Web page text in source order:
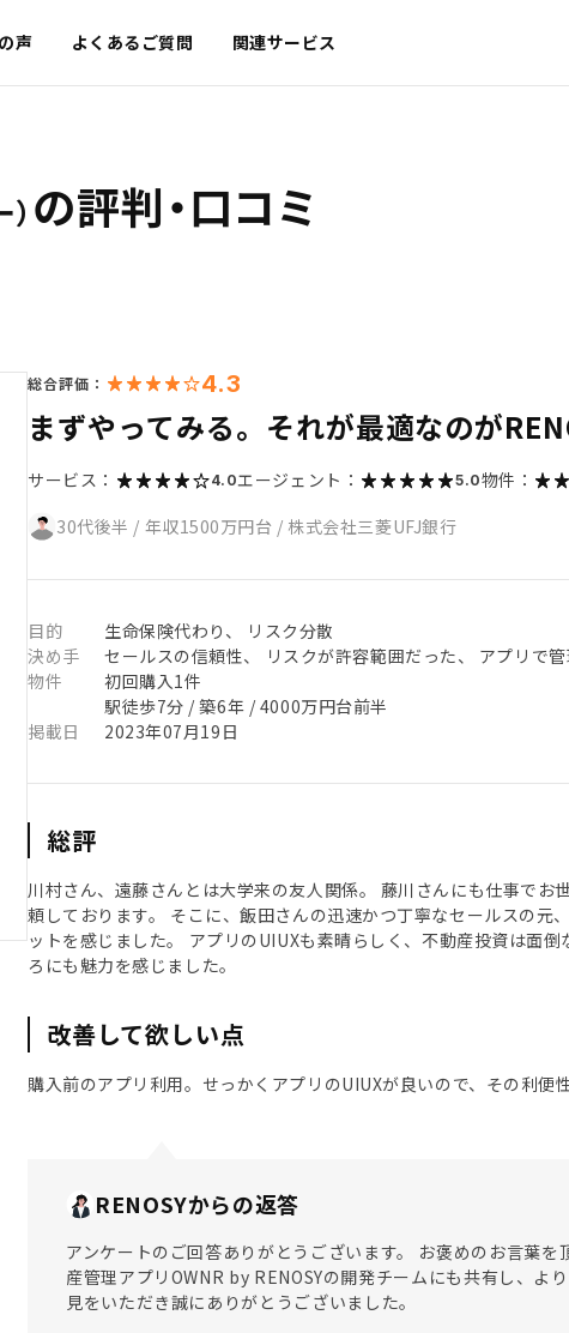
声 よくあるご質問 関連サービス
の評判・口コミ
総合評価： 4.3
まずやってみる。それが最適なのが
サービス： 4.0エージェント： 5.0物件：
30代後半 / 年収1500万円台 / 株式会社三菱UFJ銀行
目的
生命保険代わり、 リスク分散
決め手
セールスの信頼性、 リスクが許容範囲だった、 アプリで
物件
初回購入1件
駅徒歩7分 / 築6年 / 4000万円台前半
掲載日
2023年07月19日
総評
川村さん、遠藤さんとは大学来の友人関係。 藤川さんにも仕事でお
頼しております。 そこに、飯田さんの迅速かつ丁寧なセールスの
ットを感じました。 アプリのUIUXも素晴らしく、不動産投資は面
ろにも魅力を感じました。
改善して欲しい点
購入前のアプリ利用。せっかくアプリのUIUXが良いので、その利便
RENOSYからの返答
アンケートのご回答ありがとうございます。 お褒めのお言葉
産管理アプリOWNR by RENOSYの開発チームにも共有し、よ
見をいただき誠にありがとうございました。